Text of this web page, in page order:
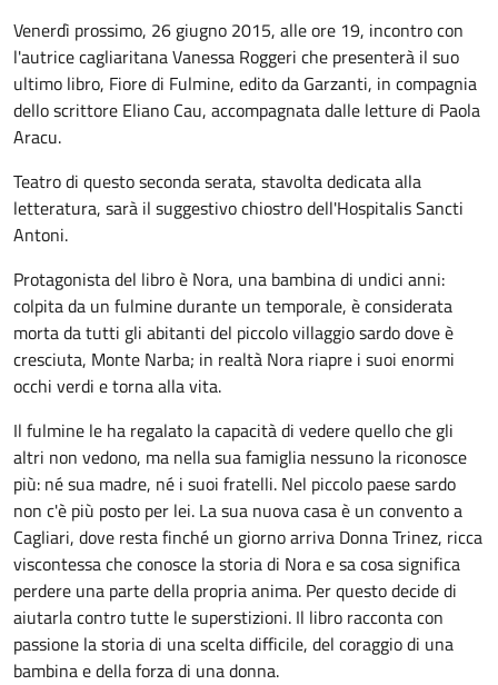
Venerdì prossimo, 26 giugno 2015, alle ore 19, incontro con
l'autrice cagliaritana Vanessa Roggeri che presenterà il suo
ultimo libro, Fiore di Fulmine, edito da Garzanti, in compagnia
dello scrittore Eliano Cau, accompagnata dalle letture di Paola
Aracu.
Teatro di questo seconda serata, stavolta dedicata alla
letteratura, sarà il suggestivo chiostro dell'Hospitalis Sancti
Antoni.
Protagonista del libro è Nora, una bambina di undici anni:
colpita da un fulmine durante un temporale, è considerata
morta da tutti gli abitanti del piccolo villaggio sardo dove è
cresciuta, Monte Narba; in realtà Nora riapre i suoi enormi
occhi verdi e torna alla vita.
Il fulmine le ha regalato la capacità di vedere quello che gli
altri non vedono, ma nella sua famiglia nessuno la riconosce
più: né sua madre, né i suoi fratelli. Nel piccolo paese sardo
non c'è più posto per lei. La sua nuova casa è un convento a
Cagliari, dove resta finché un giorno arriva Donna Trinez, ricca
viscontessa che conosce la storia di Nora e sa cosa significa
perdere una parte della propria anima. Per questo decide di
aiutarla contro tutte le superstizioni. Il libro racconta con
passione la storia di una scelta difficile, del coraggio di una
bambina e della forza di una donna.